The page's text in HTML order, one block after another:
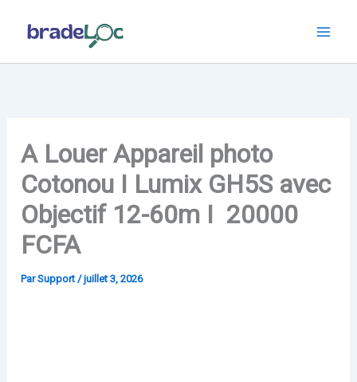
A Louer Appareil photo
Cotonou I Lumix GH5S avec
Objectif 12-60m I 20000
FCFA
ParSupport /juillet 3, 2026